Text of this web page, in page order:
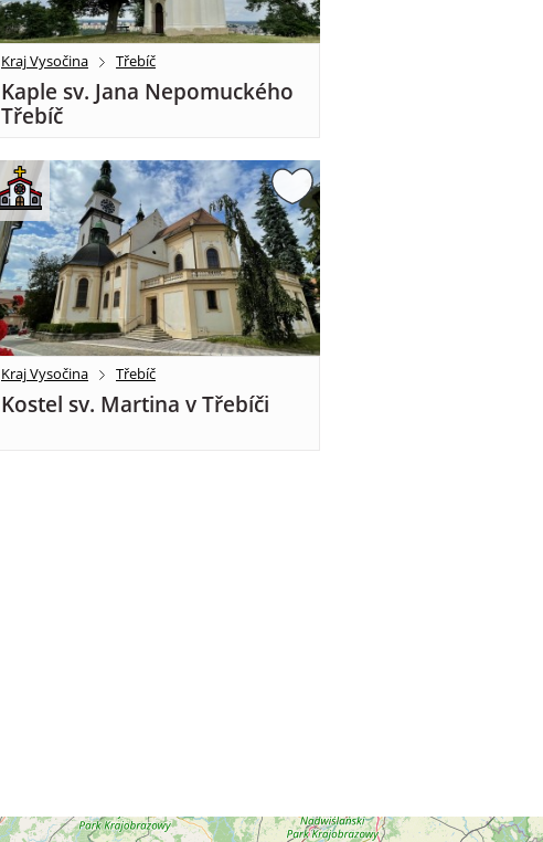
Kraj Vysočina Třebíč
Kaple sv. Jana Nepomuckého
Třebíč
Kraj Vysočina Třebíč
Kostel sv. Martina v Třebíči